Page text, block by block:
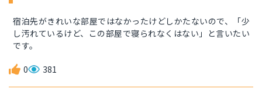
宿泊先がきれいな部屋ではなかったけどしかたないので、「少
し汚れているけど、この部屋で寝られなくはない」と言いたい
です。
0 381